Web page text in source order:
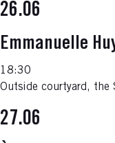
26.06
Emmanuelle
18:30
Outside courtyard, the
27.06